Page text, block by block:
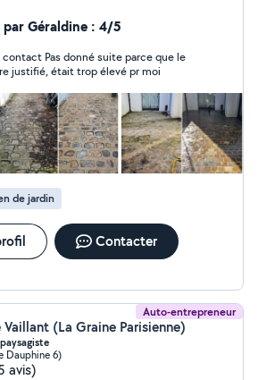
creation etc. N'hesitez pas a
Géraldine : 4/5
Pas donné suite parce que le
justifié, était trop élevé pr moi
de jardin
Contacter
Auto-entrepreneur
(La Graine Parisienne)
Dauphine 6)
avis)